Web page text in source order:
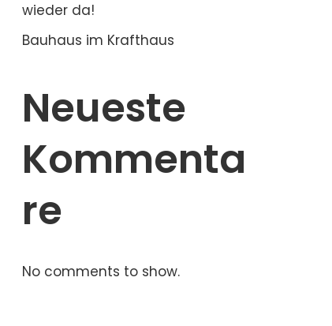
wieder da!
Bauhaus im Krafthaus
Neueste
Kommenta
re
No comments to show.